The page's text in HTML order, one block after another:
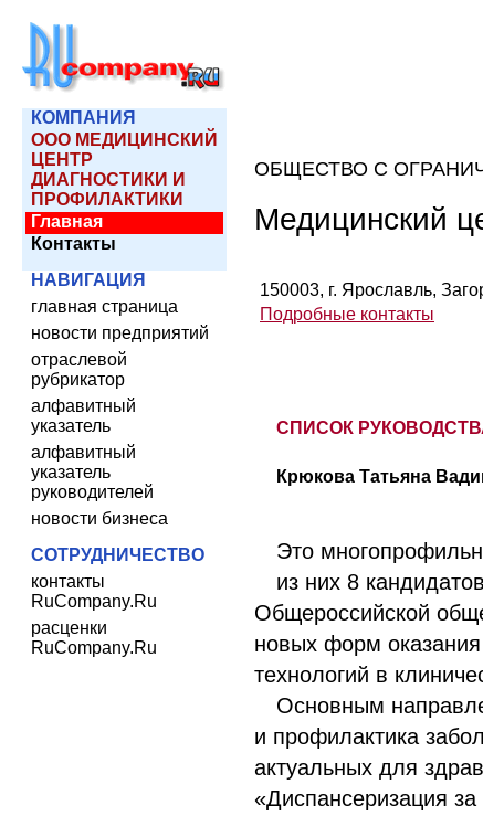
КОМПАНИЯ
ООО МЕДИЦИНСКИЙ
ЦЕНТР
ДИАГНОСТИКИ И
ПРОФИЛАКТИКИ
Главная
Контакты
НАВИГАЦИЯ
главная страница
новости предприятий
отраслевой
рубрикатор
алфавитный
указатель
алфавитный
указатель
руководителей
новости бизнеса
СОТРУДНИЧЕСТВО
контакты
RuCompany.Ru
расценки
RuCompany.Ru
ОБЩЕСТВО С
Медицинский
150003, г. Ярославль,
Подробные контакты
СПИСОК
Крюкова Татьяна
Это
из них 8
Общероссийской
новых форм
технологий в
Основным
и профилактика
актуальных для
«Диспансеризация